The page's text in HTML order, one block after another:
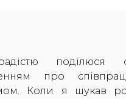
поділюся
про
Коли я шукав